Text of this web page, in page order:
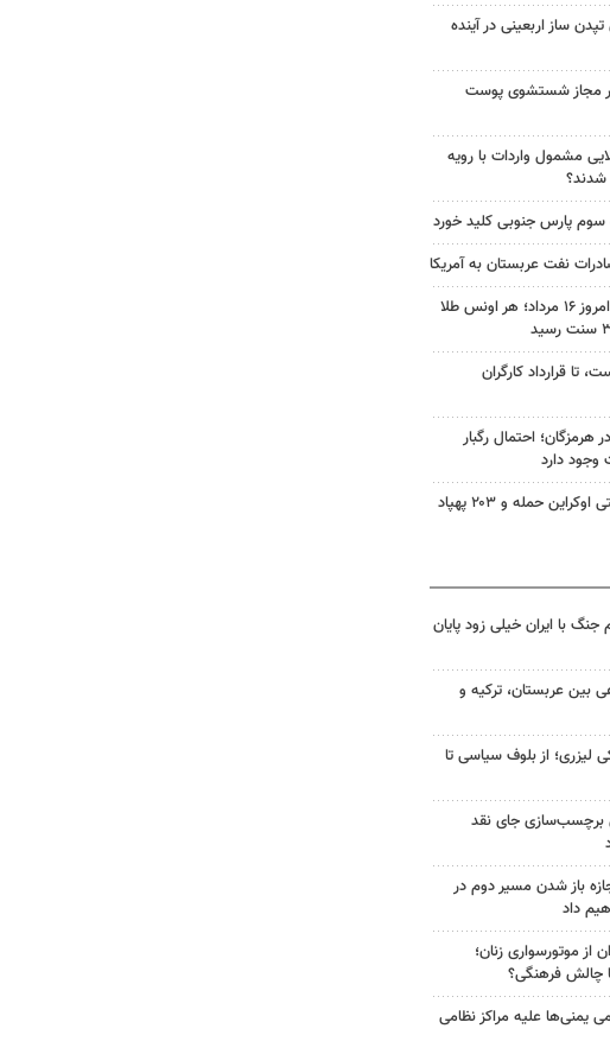
ساز اربعینی در آینده
مجاز شستشوی پوست
مشمول واردات با رویه
سوم پارس جنوبی کلید خورد
نفت عربستان به آمریکا
قیمت جهانی طلا امروز ۱۶ مرداد؛ هر اونس طلا
تا قرارداد کارگران
هرمزگان؛ احتمال رگبار
وجود دارد
روسیه: به ۳ کشتی اوکراین حمله و ۲۰۳ پهپاد
با ایران خیلی زود پایان
بین عربستان، ترکیه و
از بلوف سیاسی تا
برچسب‌سازی جای نقد
باز شدن مسیر دوم در
داد
موتورسواری زنان؛
چالش فرهنگی؟
یمنی‌ها علیه مراکز نظامی